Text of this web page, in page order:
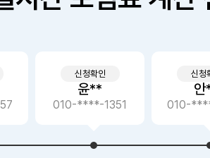
신청확인
윤**
010-****-1351
신청
010-